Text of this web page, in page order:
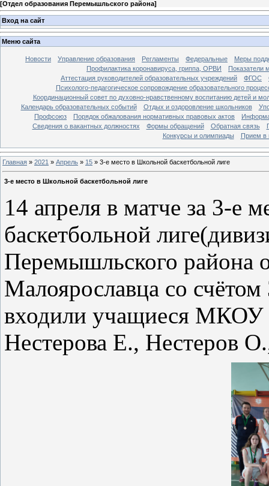
[Отдел образования Перемышльского района]
Вход на сайт
Меню сайта
Новости Управление образования Регламенты Федеральные
Меры
Профилактика коронавируса, гриппа, ОРВИ
Показатели
Аттестация руководителей образовательных учреждений
ФГОС
Психолого-педагогическое сопровождение образовательного
Координационный совет по духовно-нравственному воспитанию детей и
Календарь образовательных событий
Отдых и оздоровление школьников
Профсоюз
Порядок обжалования нормативных правовых актов
Сведения о вакантных должностях
Формы обращений Обратная связь
Конкурсы и олимпиады
Прием в
Главная » 2021 » Апрель » 15 » 3-е место в Школьной баскетбольной лиге
3-е место в Школьной баскетбольной лиге
14 апреля в матче за 3-е
баскетбольной
Перемышльского района
Малоярославца со
входили учащиеся
Нестерова Е., Нестеров